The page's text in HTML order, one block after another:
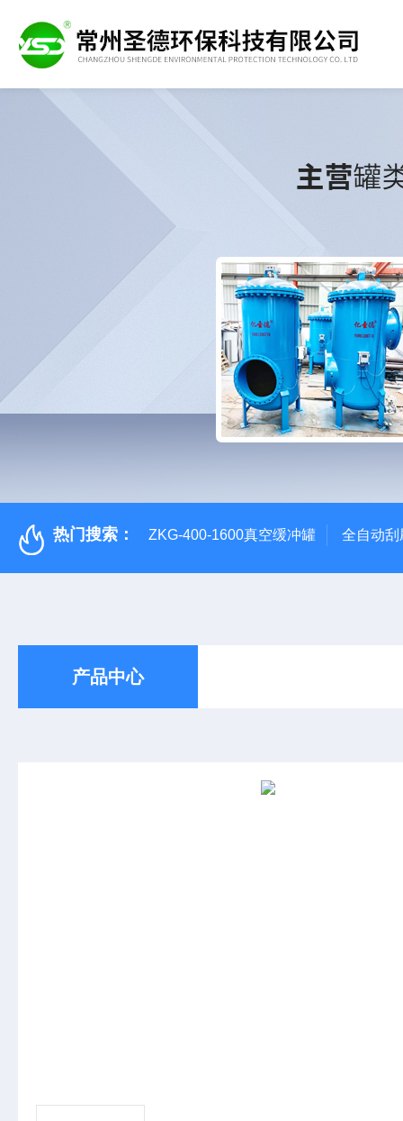
热门搜索： ZKG-400-1600真空缓冲罐 全自动刮
产品中心